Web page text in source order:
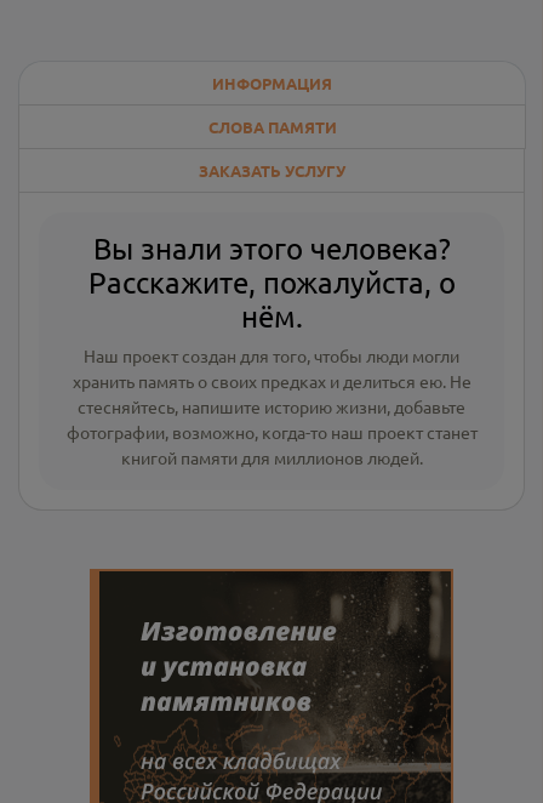
ИНФОРМАЦИЯ
СЛОВА ПАМЯТИ
ЗАКАЗАТЬ УСЛУГУ
Вы знали этого человека?
Расскажите, пожалуйста, о
нём.
Наш проект создан для того, чтобы люди могли
хранить память о своих предках и делиться ею. Не
стесняйтесь, напишите историю жизни, добавьте
фотографии, возможно, когда-то наш проект станет
книгой памяти для миллионов людей.